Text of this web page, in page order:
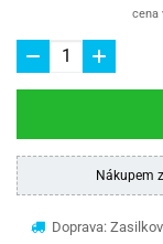
cena
Nákupem
Doprava: